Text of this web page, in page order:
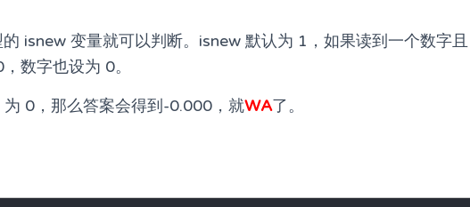
isnew 变量就可以判断。isnew 默认为 1，如果读到一个数字
数字也设为 0。
0，那么答案会得到-0.000，就WA了。